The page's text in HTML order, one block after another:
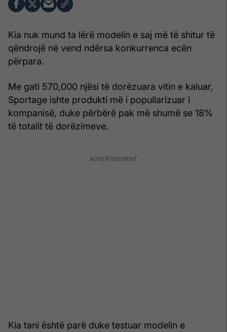
Kia nuk mund ta lërë modelin e saj më të shitur të
qëndrojë në vend ndërsa konkurrenca ecën
përpara.
Me gati 570,000 njësi të dorëzuara vitin e kaluar,
Sportage ishte produkti më i popullarizuar i
kompanisë, duke përbërë pak më shumë se 18%
të totalit të dorëzimeve.
Kia tani është parë duke testuar modelin e